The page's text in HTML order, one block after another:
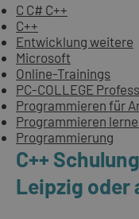
C C# C++
C++
Entwicklung weitere
Microsoft
Online-Trainings
PC-COLLEGE
Programmieren für
Programmieren
Programmierung
C++
Leipzig oder